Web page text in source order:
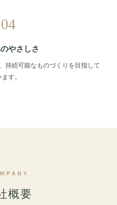
04
やさしさ
持続可能なものづくりを目指して
ます。
概要